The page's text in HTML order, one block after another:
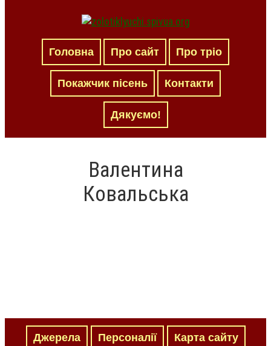
Головна Про сайт Про тріо
Покажчик пісень Контакти
Дякуємо!
Валентина
Ковальська
Джерела Персоналії Карта сайту